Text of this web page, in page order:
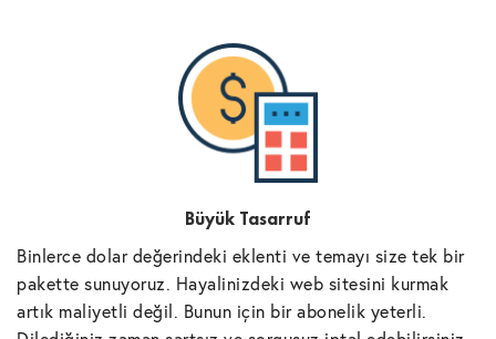
Büyük Tasarruf
Binlerce dolar değerindeki eklenti ve temayı size tek bir
pakette sunuyoruz. Hayalinizdeki web sitesini kurmak
artık maliyetli değil. Bunun için bir abonelik yeterli.